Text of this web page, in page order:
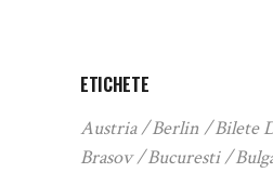
ETICHETE
Austria Berlin
Bilete
Brasov
Bucuresti